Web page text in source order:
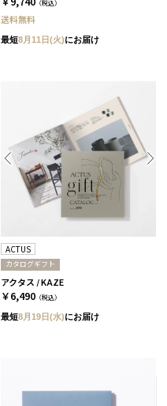
（税込）
送料無料
最短8月11日(火)にお届け
ACTUS
カタログギフト
アクタス / KAZE
￥6,490 （税込）
最短8月19日(水)にお届け